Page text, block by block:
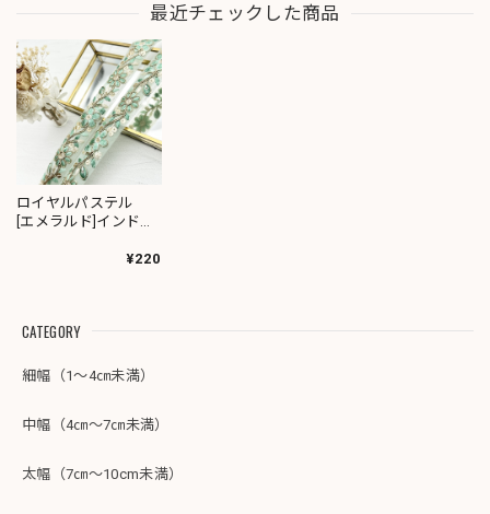
最近チェックした商品
ロイヤルパステル
[エメラルド]インド刺
¥220
CATEGORY
細幅（1～4㎝未満）
中幅（4㎝～7㎝未満）
太幅（7㎝～10cm未満）